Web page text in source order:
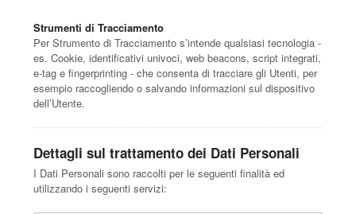
Strumenti di Tracciamento
Per Strumento di Tracciamento s’intende qualsiasi tecnologia -
es. Cookie, identificativi univoci, web beacons, script integrati,
e-tag e fingerprinting - che consenta di tracciare gli Utenti, per
esempio raccogliendo o salvando informazioni sul dispositivo
dell’Utente.
Dettagli sul trattamento dei Dati Personali
I Dati Personali sono raccolti per le seguenti finalità ed
utilizzando i seguenti servizi: